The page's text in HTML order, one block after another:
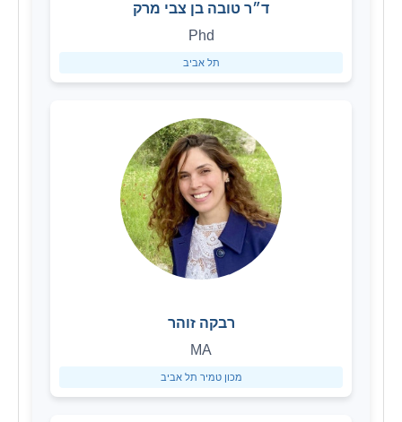
ד״ר טובה בן צבי מרק
Phd
תל אביב
רבקה זוהר
MA
מכון טמיר תל אביב